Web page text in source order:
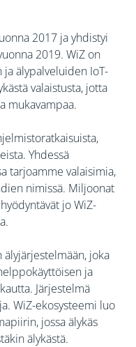
2017 ja yhdistyi
2019. WiZ on
älypalveluiden IoT-
valaistusta, jotta
mukavampaa.
Yhdessä
tarjoamme valaisimia,
nimissä. Miljoonat
jo WiZ-
joka
ja
Järjestelmä
WiZ-ekosysteemi luo
jossa älykäs
älykästä.